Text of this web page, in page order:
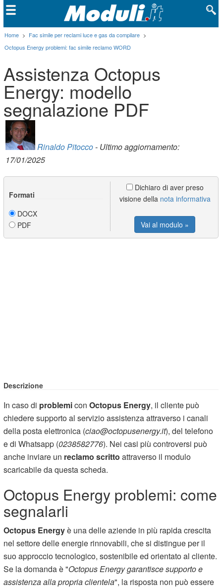
Home > Fac simile per reclami luce e gas da compilare >
Octopus Energy problemi: fac simile reclamo WORD
Assistenza Octopus
Energy: modello
segnalazione PDF
Rinaldo Pitocco- Ultimo aggiornamento:
17/01/2025
Formati
DOCX
PDF
Dichiaro di aver preso
visione della nota informativa
Vai al modulo »
Descrizione
In caso di problemiconOctopus Energy, il cliente può
chiedere supporto al servizio assistenza attraverso i canali
della posta elettronica (ciao@octopusenergy.it), del telefono
e di Whatsapp (0238582776). Nei casi più controversi può
anche inviare un reclamo scritto attraverso il modulo
scaricabile da questa scheda.
Octopus Energy problemi: come
segnalarli
Octopus Energyè una delle aziende in più rapida crescita
nel settore delle energie rinnovabili, che si distingue per il
suo approccio tecnologico, sostenibile ed orientato al cliente.
Se la domanda è "Octopus Energy garantisce supporto e
assistenza alla propria clientela", la risposta non può essere